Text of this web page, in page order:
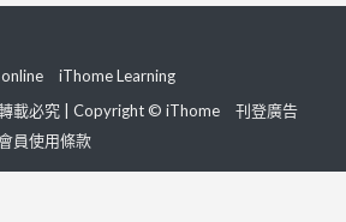
iThome Learning
載必究 | Copyright © iThome
刊登廣告
員使用條款